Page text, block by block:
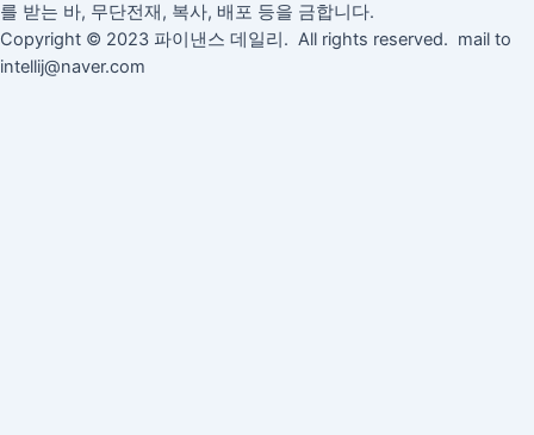
를 받는 바, 무단전재, 복사, 배포 등을 금합니다.
Copyright © 2023 파이낸스 데일리. All rights reserved. mail to
intellij@naver.com